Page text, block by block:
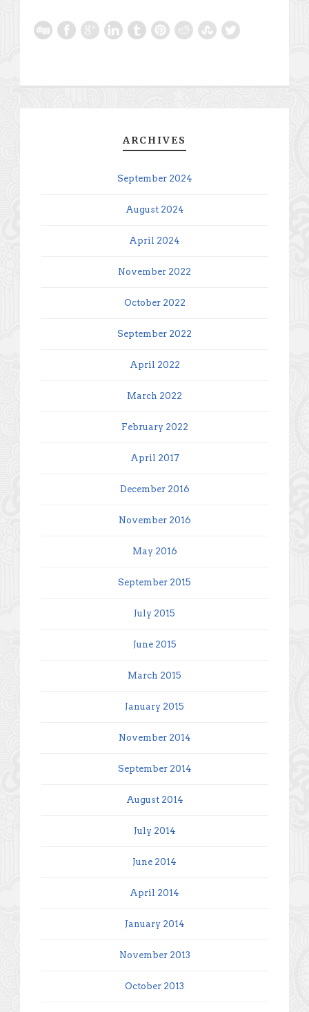
ARCHIVES
September 2024
August 2024
April 2024
November 2022
October 2022
September 2022
April 2022
March 2022
February 2022
April 2017
December 2016
November 2016
May 2016
September 2015
July 2015
June 2015
March 2015
January 2015
November 2014
September 2014
August 2014
July 2014
June 2014
April 2014
January 2014
November 2013
October 2013